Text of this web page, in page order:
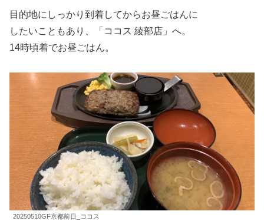
目的地にしっかり到着してからお昼ごはんに
したいこともあり、「ココス 綾部店」へ。
14時頃着でお昼ごはん。
20250510GF京都前日_ココス